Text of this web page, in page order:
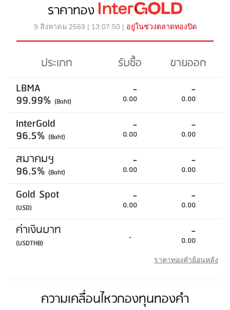
ราคาทอง
9 สิงหาคม 2569 | 13:07:50 | อยู่ในช่วงตลาดทองปิด
ประเภท รับซื้อ
ขายออก
LBMA
99.99% (Baht)
-
0.00
-
0.00
InterGold
96.5% (Baht)
-
0.00
-
0.00
สมาคมฯ
96.5% (Baht)
-
0.00
-
0.00
Gold Spot
(USD)
-
0.00
-
0.00
ค่าเงินบาท
(USDTHB) - -
0.00
ราคาทองคำย้อนหลัง
ความเคลื่อนไหวกองทุนทองคำ